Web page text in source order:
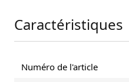
Caractéristiques
Numéro de l'article